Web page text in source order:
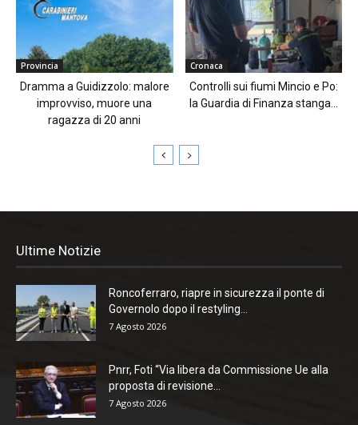
Provincia
Dramma a Guidizzolo: malore
improvviso, muore una
ragazza di 20 anni
Cronaca
Controlli sui fiumi Mincio e Po:
la Guardia di Finanza stanga...
Ultime Notizie
Roncoferraro, riapre in sicurezza il ponte di
Governolo dopo il restyling...
7 Agosto 2026
Pnrr, Foti “Via libera da Commissione Ue alla
proposta di revisione...
7 Agosto 2026